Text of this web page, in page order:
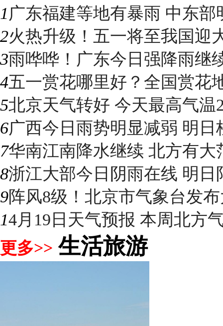
1 广东福建等地有暴雨 中东部
2火热升级！五一将至我国迎
3雨哗哗！广东今日强降雨继
4五一赏花哪里好？全国赏花
5北京天气转好 今天最高气
6广西今日雨势明显减弱 明日
7华南江南降水继续 北方有大
8浙江大部今日阴雨在线 明日
9阵风8级！北京市气象台发
14月19日天气预报 本周北方
更多>> 生活旅游